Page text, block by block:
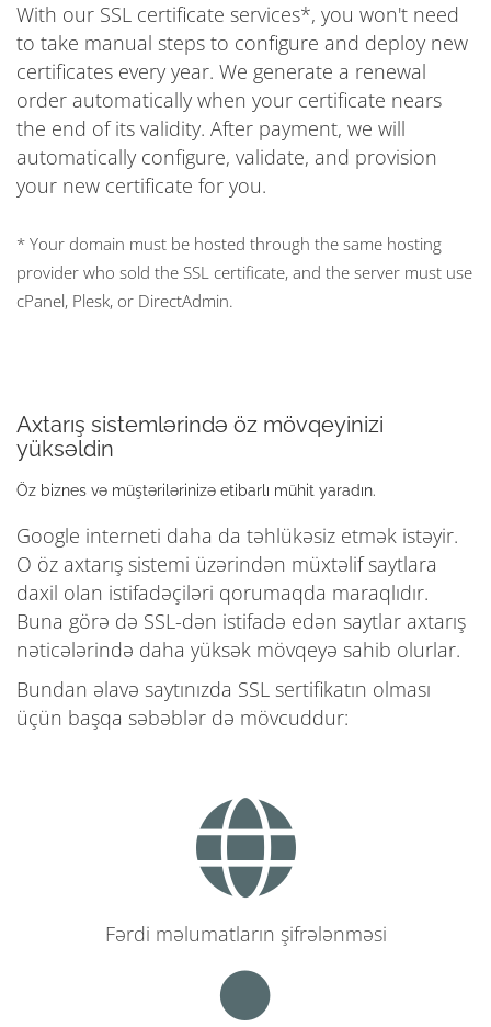
With our SSL certificate services*, you won't need
to take manual steps to configure and deploy new
certificates every year. We generate a renewal
order automatically when your certificate nears
the end of its validity. After payment, we will
automatically configure, validate, and provision
your new certificate for you.
* Your domain must be hosted through the same hosting
provider who sold the SSL certificate, and the server must use
cPanel, Plesk, or DirectAdmin.
Axtarış sistemlərində öz mövqeyinizi
yüksəldin
Öz biznes və müştərilərinizə etibarlı mühit yaradın.
Google interneti daha da təhlükəsiz etmək istəyir.
O öz axtarış sistemi üzərindən müxtəlif saytlara
daxil olan istifadəçiləri qorumaqda maraqlıdır.
Buna görə də SSL-dən istifadə edən saytlar axtarış
nəticələrində daha yüksək mövqeyə sahib olurlar.
Bundan əlavə saytınızda SSL sertifikatın olması
üçün başqa səbəblər də mövcuddur:
Fərdi məlumatların şifrələnməsi